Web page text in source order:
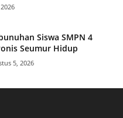
Siswa SMPN 4
Seumur Hidup
5, 2026